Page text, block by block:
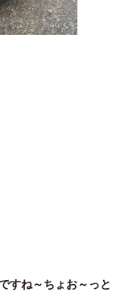
すね～ちょお～っと